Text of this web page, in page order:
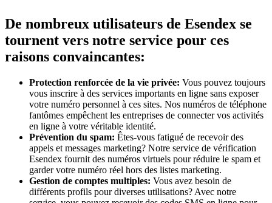
De nombreux utilisateurs de Esendex se
tournent vers notre service pour ces
raisons convaincantes:
Protection renforcée de la vie privée: Vous pouvez toujours
vous inscrire à des services importants en ligne sans exposer
votre numéro personnel à ces sites. Nos numéros de téléphone
fantômes empêchent les entreprises de connecter vos activités
en ligne à votre véritable identité.
Prévention du spam: Êtes-vous fatigué de recevoir des
appels et messages marketing? Notre service de vérification
Esendex fournit des numéros virtuels pour réduire le spam et
garder votre numéro réel hors des listes marketing.
Gestion de comptes multiples: Vous avez besoin de
différents profils pour diverses utilisations? Avec notre